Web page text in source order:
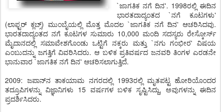
`ಜಾಗತಿಕ ನಗೆ ದಿನ'. 1998ರಲ್ಲಿ ಈದಿನ
ಭಾರತದಾದ್ಯಂತದ `ನಗೆ ಕೂಟಗಳು'
(ಲಾಫ್ಟರ್ ಕ್ಲಬ್ಸ್) ಮುಂಬೈಯಲ್ಲಿ ಮೊತ್ತ ಮೊದಲ `ಜಾಗತಿಕ ನಗೆ ದಿನ' ಆಚರಿಸಿದವು.
ಭಾರತದಾದ್ಯಂತದ ನಗೆ ಕೂಟಗಳ ಸುಮಾರು 10,000 ಮಂದಿ ಸದಸ್ಯರು ರೇಸ್ಕೋರ್ಸ್
ಮೈದಾನದಲ್ಲಿ ಸಮಾವೇಶಗೊಂಡು ಒಟ್ಟಿಗೆ ನಕ್ಕರು ಮತ್ತು `ನಗು ಗಂಭೀರ' ವಿಷಯ
ಎಂಬುದನ್ನು ಜಗತ್ತಿಗೆ ವಿವರಿಸಿದರು. ಆ ಬಳಿಕ ಪ್ರತಿವರ್ಷದ ಜನವರಿ ತಿಂಗಳ ಎರಡನೇ
ಭಾನುವಾರ `ಜಾಗತಿಕ ನಗೆ ದಿನ' ಆಚರಿಸಲಾಗುತ್ತಿದೆ.
2009: ಜಪಾನ್‌ನ ತಾಕಯಾಮ ನಗರದಲ್ಲಿ 1993ರಲ್ಲಿ ಮೃತಪಟ್ಟ ಹೋರಿಯೊಂದರ
ತದ್ರೂಪಿಗಳನ್ನು ವಿಜ್ಞಾನಿಗಳು 15 ವರ್ಷಗಳ ಬಳಿಕ ಸೃಷ್ಟಿಸಿದ್ದು, ಅವುಗಳನ್ನು ಈದಿನ
ಪ್ರದರ್ಶಿಸಿದರು.